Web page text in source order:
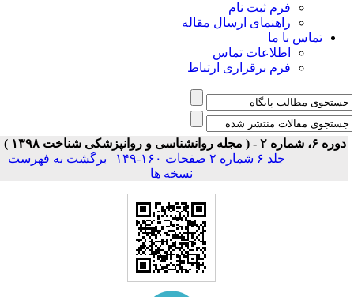
فرم ثبت نام
راهنمای ارسال مقاله
تماس با ما
اطلاعات تماس
فرم برقراری ارتباط
شماره ۲ - ( مجله روانشناسی و روانپزشکی شناخت ۱۳۹۸ )
جلد ۶ شماره ۲ صفحات ۱۶۰-۱۴۹
| برگشت به فهرست
نسخه ها